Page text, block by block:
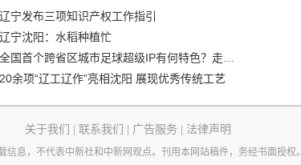
辽宁发布三项知识产权工作指引
辽宁沈阳：水稻种植忙
全国首个跨省区城市足球超级IP有何特色？走进沈阳现场去看看
20余项“辽工辽作”亮相沈阳 展现优秀传统工艺
关于我们 联系我们 广告服务 法律声明
信息，不代表中新社和中新网观点。刊用本网站稿件，务经书面授权。